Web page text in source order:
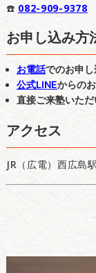
☎️ 082-909-9378
お申し込み方
お電話でのお申し
公式LINEからの
直接ご来塾いた
アクセス
JR（広電）西広島